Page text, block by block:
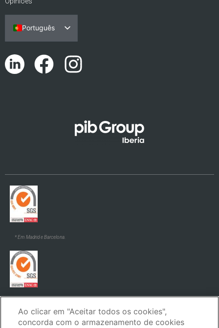
Português
Español
English (UK)
Català
* Em Madrid e Barcelona.
Ao clicar em "Aceitar todos os cookies",
concorda com o armazenamento de cookies